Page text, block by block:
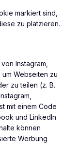
markiert sind,
zu platzieren.
Instagram,
Webseiten zu
zu teilen (z. B.
mit einem Code
und LinkedIn
können
Werbung